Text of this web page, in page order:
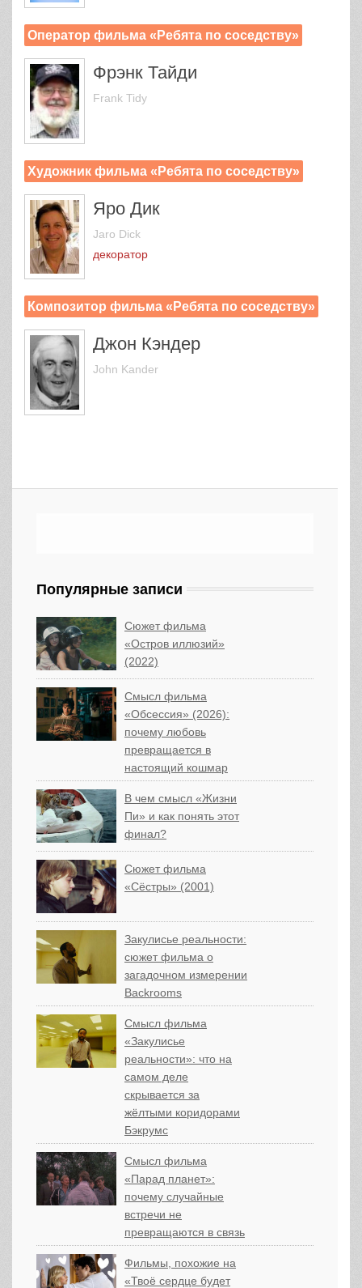
Оператор фильма «Ребята по соседству»
Фрэнк Тайди
Frank Tidy
Художник фильма «Ребята по соседству»
Яро Дик
Jaro Dick
декоратор
Композитор фильма «Ребята по соседству»
Джон Кэндер
John Kander
Популярные записи
Сюжет фильма
«Остров иллюзий»
(2022)
Смысл фильма
«Обсессия» (2026):
почему любовь
превращается в
настоящий кошмар
В чем смысл «Жизни
Пи» и как понять этот
финал?
Сюжет фильма
«Сёстры» (2001)
Закулисье реальности:
сюжет фильма о
загадочном измерении
Backrooms
Смысл фильма
«Закулисье
реальности»: что на
самом деле
скрывается за
жёлтыми коридорами
Бэкрумс
Смысл фильма
«Парад планет»:
почему случайные
встречи не
превращаются в связь
Фильмы, похожие на
«Твоё сердце будет